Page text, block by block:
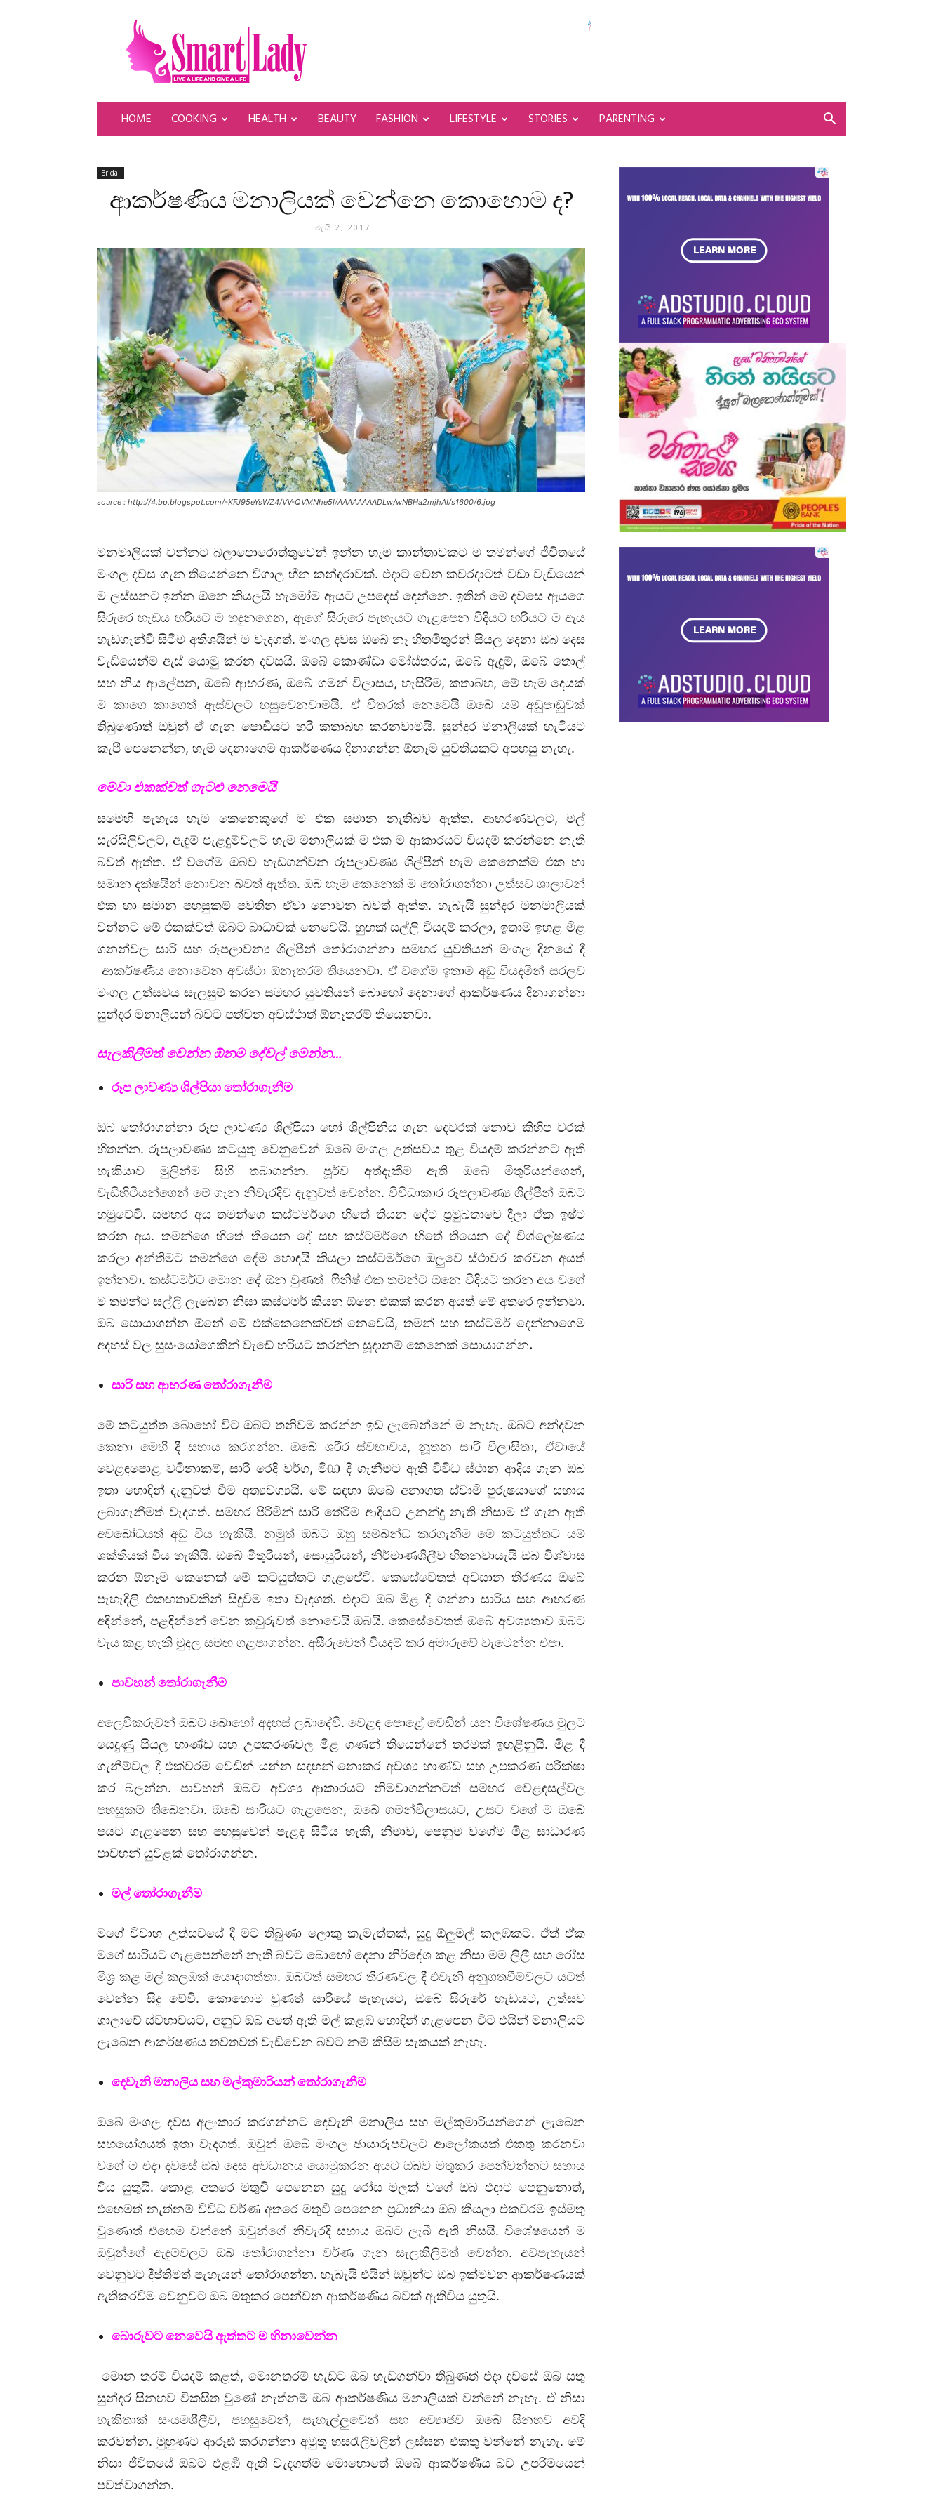
SmartLady
HOME COOKING HEALTH BEAUTY FASHION LIFESTYLE STORIES PARENTING
Bridal
ආකර්ෂණීය මනාලියක් වෙන්නෙ කොහොම ද?
මැයි 2, 2017
source : http://4.bp.blogspot.com/-KFJ95eYsWZ4/VV-QVMNhe5I/AAAAAAAADLw/wNBHa2mjhAI/s1600/6.jpg
මනමාලියක් වන්නට බලාපොරොත්තුවෙන් ඉන්න හැම කාන්තාවකට ම තමන්ගේ ජීවිතයේ
මංගල දවස ගැන තියෙන්නෙ විශාල හීන කන්දරාවක්. එදාට වෙන කවරදාටත් වඩා වැඩියෙන්
ම ලස්සනට ඉන්න ඕනෙ කියලයි හැමෝම ඇයට උපදෙස් දෙන්නෙ. ඉතින් මේ දවසෙ ඇ‍යගෙ
සිරුරෙ හැඩය හරියට ම හඳුනගෙන, ඇගේ සිරුරෙ පැහැයට ගැළපෙන විදියට හරියට ම ඇය
හැඩගැන්වී සිටීම අතිශයින් ම වැදගත්. මංගල දවස ඔබේ නෑ හිතමිතුරන් සියලු දෙනා ඔබ දෙස
වැඩියෙන්ම ඇස් යොමු කරන දවසයි. ඔබේ කොණ්ඩා මෝස්තරය, ඔබේ ඇඳුම්, ඔබේ තොල්
සහ නිය ආලේපන, ඔබේ ආභරණ, ඔබේ ගමන් විලාසය, හැසිරීම, කතාබහ, මේ හැම දෙයක්
ම කාගෙ කාගෙත් ඇස්වලට හසුවෙනවාමයි. ඒ විතරක් නෙවෙයි ඔබේ යම් අඩුපාඩුවක්
තිබුණොත් ඔවුන් ඒ ගැන පොඩියට හරි කතාබහ කරනවාමයි. සුන්දර මනාලියක් හැටියට
කැපී පෙනෙන්න, හැම දෙනාගෙම ආකර්ෂණය දිනාගන්න ඕනෑම යුවතියකට අපහසු නැහැ.
මේවා එකක්වත් ගැටළු නෙමෙයි
සමෙහි පැහැය හැම කෙනෙකුගේ ම එක සමාන නැතිබව ඇත්ත. ආභරණවලට, මල්
සැරසිලිවලට, ඇඳුම් පැළඳුම්වලට හැම මනාලියක් ම එක ම ආකාරයට වියදම් කරන්නෙ නැති
බවත් ඇත්ත. ඒ වගේම ඔබව හැඩගන්වන රූපලාවණ්‍ය ශිල්පීන් හැම කෙනෙක්ම එක හා
සමාන දක්ෂයින් නොවන බවත් ඇත්ත. ඔබ හැම කෙනෙක් ම තෝරාගන්නා උත්සව ශාලාවන්
එක හා සමාන පහසුකම් පවතින ඒවා නොවන බවත් ඇත්ත. හැබැයි සුන්දර මනමාලියක්
වන්නට මේ එකක්වත් ඔබට බාධාවක් නෙවෙයි. හුඟක් සල්ලි වියදම් කරලා, ඉතාම ඉහළ මිළ
ගනන්වල සාරි සහ රූපලාවන්‍ය ශිල්පීන් තෝරාගන්නා සමහර යුවතියන් මංගල දිනයේ දී
ආකර්ෂණීය නොවෙන අවස්ථා ඕනෑතරම් තියෙනවා. ඒ වගේම ඉතාම අඩු වියදමින් සරලව
මංගල උත්සවය සැලසුම් කරන සමහර යුවතියන් බොහෝ දෙනාගේ ආකර්ෂණය දිනාගන්නා
සුන්දර මනාලියන් බවට පත්වන අවස්ථාත් ඕනෑතරම් තියෙනවා.
සැලකිලිමත් වෙන්න ඕනම දේවල් මෙන්න…
රූප ලාවණ්‍ය ශිල්පියා තෝරාගැනීම
ඔබ තෝරාගන්නා රූප ලාවණ්‍ය ශිල්පියා හෝ ශිල්පිනිය ගැන දෙවරක් නොව කිහිප වරක්
හිතන්න. රූපලාවණ්‍ය කටයුතු වෙනුවෙන් ඔබේ මංගල උත්සවය තුළ වියදම් කරන්නට ඇති
හැකියාව මුලින්ම සිහි තබාගන්න. ‍පූර්ව අත්දැකීම් ඇති ඔබේ මිතුරියන්ගෙන්,
වැඩිහිටියන්ගෙන් මේ ගැන නිවැරදිව දැනුවත් වෙන්න. විවිධාකාර රූපලාවණ්‍ය ශිල්පීන් ඔබට
හමුවේවි. සමහර අය තමන්ගෙ කස්ටමර්ගෙ හිතේ තියන දේට ප්‍රමුඛතාවෙ දීලා ඒක ඉෂ්ට
කරන අය. තමන්ගෙ හිතේ තියෙන දේ සහ කස්ටමර්ගෙ හිතේ තියෙන දේ විශ්ලේෂණය
කරලා අන්තිමට තමන්ගෙ දේම හොඳයි කියලා කස්ටමර්ගෙ ඔලුවෙ ස්ථාවර කරවන අයත්
ඉන්නවා. කස්ටමර්ට මොන දේ ඕන වුණත් ෆිනිෂ් එක තමන්ට ඕනෙ විදියට කරන අය වගේ
ම තමන්ට සල්ලි ලැබෙන නිසා කස්ටමර් කියන ඕනෙ එකක් කරන අයත් මේ අතරෙ ඉන්නවා.
ඔබ සොයාගන්න ඕනේ මේ එක්කෙනෙක්වත් නෙවෙයි, තමන් සහ කස්ටමර් දෙන්නාගෙම
අදහස් වල සුසංයෝගෙකින් වැඩේ හරියට කරන්න සූදානම් කෙනෙක් සොයාගන්න.
සාරි සහ ආභරණ තෝරාගැනීම
මේ කටයුත්ත බොහෝ විට ඔබට තනිවම කරන්න ඉඩ ලැබෙන්නේ ම නැහැ. ඔබට අන්දවන
කෙනා මෙහි දී සහාය කරගන්න. ඔබේ ශරීර ස්වභාවය, නූතන සාරි විලාසිතා, ඒවායේ
වෙළඳපොළ වටිනාකම්, සාරි ‍රෙදි වර්ග, මිඏ දී ගැනීමට ඇති විවිධ ස්ථාන ආදිය ගැන ඔබ
ඉතා හොඳින් දැනුවත් වීම අත්‍යවශ්‍යයි. මේ සඳහා ඔබේ අනාගත ස්වාමි පුරුෂයාගේ සහාය
ලබාගැනීමත් වැදගත්. සමහර පිරිමින් සාරි තේරීම ආදියට උනන්දු නැති නිසාම ඒ ගැන ඇති
අවබෝධයත් අඩු විය හැකියි. නමුත් ඔබට ඔහු සම්බන්ධ කරගැනීම මේ කටයුත්තට යම්
ශක්තියක් විය හැකියි. ඔබේ මිතුරියන්, සොයුරියන්, නිර්මාණශීලීව හිතනවායැයි ඔබ විශ්වාස
කරන ඕනෑම කෙනෙක් මේ කටයුත්තට ගැළපේවි. කෙසේවෙතත් අවසාන තීරණය ඔබේ
පැහැදිලි එකඟතාවකින් සිදුවීම ඉතා වැදගත්. එදාට ඔබ මිළ දී ගන්නා සාරිය සහ ආභරණ
අඳින්නේ, පළඳින්නේ වෙන කවුරුවත් නොවෙයි ඔබයි. කෙසේවෙතත් ඔබේ අවශ්‍යතාව ඔබට
වැය කළ හැකි මුදල සමඟ ගළපාගන්න. අසීරුවෙන් වියදම් කර අමාරුවේ වැටෙන්න එපා.
පාවහන් තෝරාගැනීම
අලෙවිකරුවන් ඔබට බොහෝ අදහස් ලබාදේවි. වෙළඳ පොළේ වෙඩින් යන විශේෂණය මුලට
යෙදුණු සියලු භාණ්ඩ සහ උපකරණවල මිළ ගණන් තියෙන්නේ තරමක් ඉහළිනුයි. ‍මිළ දී
ගැනීම්වල දී එක්වරම වෙඩින් යන්න සඳහන් නොකර අවශ්‍ය භාණ්ඩ සහ උපකරණ පරීක්ෂා
කර බලන්න. පාවහන් ඔබට අවශ්‍ය ආකාරයට නිමවාගන්නටත් සමහර වෙළඳසල්වල
පහසුකම් තිබෙනවා. ඔබේ සාරියට ගැළපෙන, ඔබේ ගමන්විලාසයට, උසට වගේ ම ඔබේ
පයට ගැළපෙන සහ පහසුවෙන් පැළඳ සිටිය හැකි, නිමාව, පෙනුම වගේම මිළ සාධාරණ
පාවහන් යුවළක් තෝරාගන්න.
මල් තෝරාගැනීම
මගේ විවාහ උත්සවයේ දී මට තිබුණා ලොකු කැමැත්තක්, සුදු ඕලුමල් කලඹකට. ඒත් ඒක
මගේ සාරියට ගැළපෙන්නේ නැති බවට බොහෝ දෙනා නිර්දේශ කළ නිසා මම ලිලී සහ රෝස
මිශ්‍ර කළ මල් කලඹක් යොදාගත්තා. ඔබටත් සමහර තීරණවල දී එවැනි අනුගතවීම්වලට යටත්
වෙන්න සිදු වේවි. කොහොම වුණත් සාරියේ පැහැයට, ඔබේ සිරුරේ හැඩයට, උත්සව
ශාලාවේ ස්වභාවයට, අනුව ඔබ අතේ ඇති මල් කළඹ හොඳින් ගැළපෙන විට එයින් මනාලියට
ලැබෙන ආකර්ෂණය තවතවත් වැඩිවෙන බවට නම් කිසිම සැකයක් නැහැ.
දෙවැනි මනාලිය සහ මල්කුමාරියන් තෝරාගැනීම
ඔබේ මංගල දවස අලංකාර කරගන්නට දෙවැනි මනාලිය සහ මල්කුමාරියන්ගෙන් ලැබෙන
සහයෝගයත් ඉතා වැදගත්. ඔවුන් ඔබේ මංගල ඡායාරූපවලට ආලෝකයක් එකතු කරනවා
වගේ ම එදා ද‍වසේ ඔබ දෙස අවධානය යොමුකරන අයට ඔබව මතුකර පෙන්වන්නට සහාය
විය යුතුයි. කොළ අතරෙ මතුවී පෙනෙන ‍සුදු රෝස මලක් වගේ ඔබ එදාට පෙනුනොත්,
එහෙමත් නැත්නම් විවිධ වර්ණ අතරෙ මතුවී පෙනෙන ප්‍රධානියා ඔබ කියලා එකවරම ඉස්මතු
වුණොත් එහෙම වන්නේ ඔවුන්ගේ නිවැරදි සහාය ඔබට ලැබී ඇති නිසයි. විශේෂයෙන් ම
ඔවුන්ගේ ඇඳුම්වලට ඔබ තෝරාගන්නා වර්ණ ගැන සැලකිලිමත් වෙන්න. අවපැහැයන්
වෙනුවට දීප්තිමත් පැහැයන් තෝරාගන්න. හැබැයි එයින් ඔවුන්ට ඔබ ඉක්මවන ආකර්ෂණයක්
ඇතිකරවීම වෙනුවට ඔබ මතුකර පෙන්වන ආකර්ෂණීය බවක් ඇතිවිය යුතුයි.
බොරුවට නෙවෙයි ඇත්තට ම හිනාවෙන්න
මොන තරම් වියදම් කළත්, මොනතරම් හැඩට ඔබ හැඩගන්වා තිබුණත් එදා දවසේ ඔබ සතු
සුන්දර සිනහව විකසිත වුණේ නැත්නම් ඔබ ආකර්ෂණීය මනාලියක් වන්නේ නැහැ. ඒ නිසා
හැකිතාක් සංයමශීලීව, පහසුවෙන්, සැහැල්ලුවෙන් සහ අව්‍යාජව ඔබේ සිනහව අවදි
කරවන්න. මුහුණට ආරූඪ කරගන්නා අමුතු හසරැලිවලින් ලස්සන එකතු වන්නේ නැහැ. මේ
නිසා ජීවිතයේ ඔබට එළඹී ඇති වැදගත්ම මොහොතේ ඔබේ ආකර්ෂණීය බව උපරිමයෙන්
පවත්වාගන්න.